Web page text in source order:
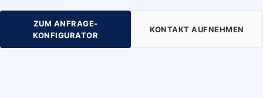
ZUM ANFRAGE-
KONFIGURATOR
KONTAKT AUFNEHMEN